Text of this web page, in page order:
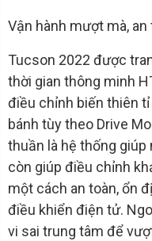
Vận hành mượt mà,
Tucson 2022 được
thời gian thông minh
điều chỉnh biến thiên
bánh tùy theo Drive
thuần là hệ thống
còn giúp điều chỉnh
một cách an toàn, ổn
điều khiển điện tử.
vi sai trung tâm để